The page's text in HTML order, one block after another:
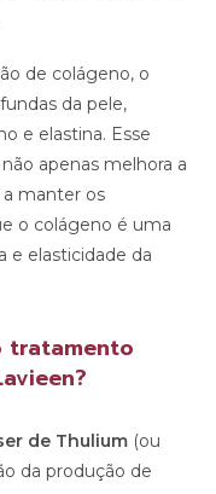
de colágeno, o
da pele,
e elastina. Esse
apenas melhora a
manter os
o colágeno é uma
e elasticidade da
tratamento
de Thulium (ou
da produção de